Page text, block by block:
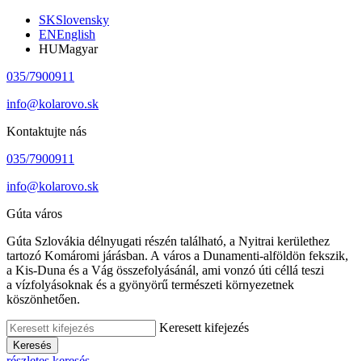
SKSlovensky
ENEnglish
HUMagyar
035/7900911
info@kolarovo.sk
Kontaktujte nás
035/7900911
info@kolarovo.sk
Gúta város
Gúta Szlovákia délnyugati részén található, a Nyitrai kerülethez
tartozó Komáromi járásban. A város a Dunamenti-alföldön fekszik,
a Kis-Duna és a Vág összefolyásánál, ami vonzó úti céllá teszi
a vízfolyásoknak és a gyönyörű természeti környezetnek
köszönhetően.
Keresett kifejezés
Keresés